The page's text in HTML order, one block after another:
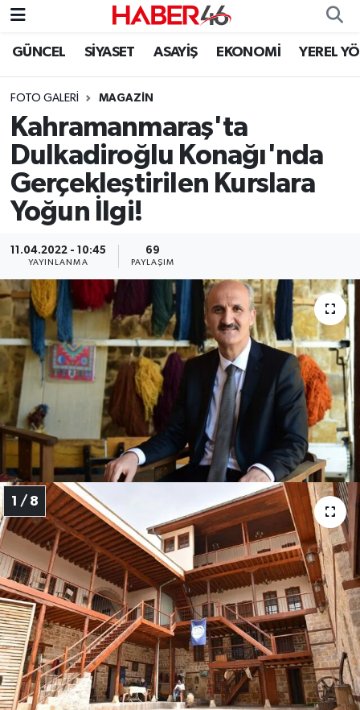
GÜNCEL SİYASET ASAYİŞ EKONOMİ YEREL
FOTO GALERI MAGAZIN
Kahramanmaraş'ta
Dulkadiroğlu Konağı'nda
Gerçekleştirilen Kurslara
Yoğun İlgi!
11.04.2022 - 10:45
YAYINLANMA
69
PAYLAŞIM
1 / 8
GÜNCEL
SİYASET
EKONOMİ
SPOR
YAŞAM
TEKNOLOJİ
SAĞLIK
EĞİTİM
İLÇE HABERLERİ
KÜLTÜR-SANAT
KSÜ
DÜNYA
ROPORTAJ
MAGAZİN
KADIN-AİLE
YEREL YÖNETİM
Nöbetçi Eczaneler
Hava Durumu
Kahramanmaraş Namaz Vakitleri
Trafik Durumu
Süper Lig Puan Durumu ve Fikstür
Tüm Manşetler
Son Dakika Haberleri
Haber Arşivi